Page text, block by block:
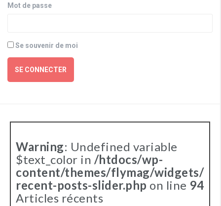
Mot de passe
Se souvenir de moi
SE CONNECTER
Warning: Undefined variable
$text_color in /htdocs/wp-
content/themes/flymag/widgets/
recent-posts-slider.php on line 94
Articles récents